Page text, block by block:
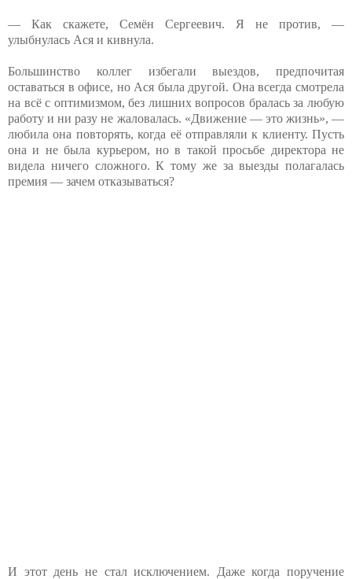
— Как скажете, Семён Сергеевич. Я не против, —
улыбнулась Ася и кивнула.
Большинство коллег избегали выездов, предпочитая
оставаться в офисе, но Ася была другой. Она всегда смотрела
на всё с оптимизмом, без лишних вопросов бралась за любую
работу и ни разу не жаловалась. «Движение — это жизнь», —
любила она повторять, когда её отправляли к клиенту. Пусть
она и не была курьером, но в такой просьбе директора не
видела ничего сложного. К тому же за выезды полагалась
премия — зачем отказываться?
И этот день не стал исключением. Даже когда поручение